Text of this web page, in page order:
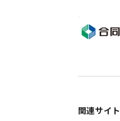
関連サイト